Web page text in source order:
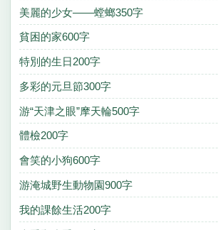
美麗的少女——螳螂350字
貧困的家600字
特別的生日200字
多彩的元旦節300字
游“天津之眼”摩天輪500字
體檢200字
會笑的小狗600字
游淹城野生動物園900字
我的課餘生活200字